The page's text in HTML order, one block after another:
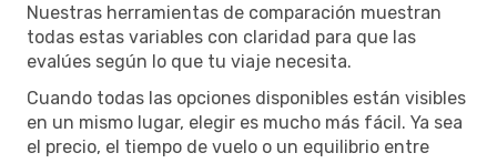
Nuestras herramientas de comparación muestran
todas estas variables con claridad para que las
evalúes según lo que tu viaje necesita.
Cuando todas las opciones disponibles están visibles
en un mismo lugar, elegir es mucho más fácil. Ya sea
el precio, el tiempo de vuelo o un equilibrio entre